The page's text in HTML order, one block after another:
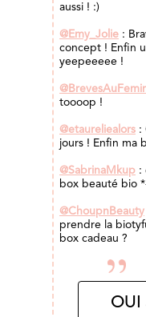
aussi ! :)
@Emy_Jolie :
concept ! Enfin
yeepeeeee !
toooop !
@etaureliealors :
jours ! Enfin ma
@SabrinaMkup :
box beauté bio
@ChoupnBeauty
prendre la
box cadeau ?
OUI